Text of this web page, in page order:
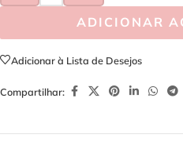
ADICIONAR
Adicionar à Lista de Desejos
Compartilhar: